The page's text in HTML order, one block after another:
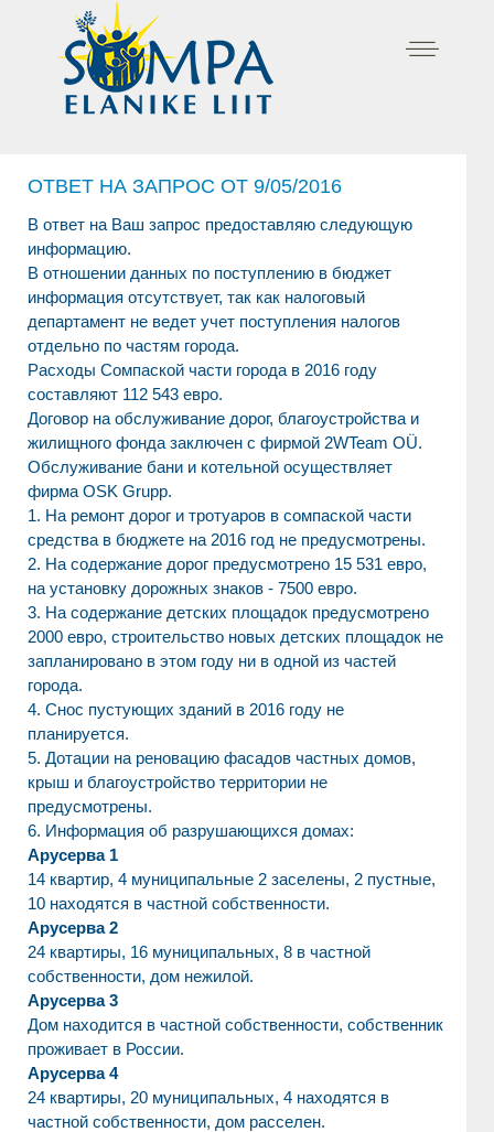
ОТВЕТ НА ЗАПРОС ОТ 9/05/2016
В ответ на Ваш запрос предоставляю следующую
информацию.
В отношении данных по поступлению в бюджет
информация отсутствует, так как налоговый
департамент не ведет учет поступления налогов
отдельно по частям города.
Расходы Сомпаской части города в 2016 году
составляют 112 543 евро.
Договор на обслуживание дорог, благоустройства и
жилищного фонда заключен с фирмой 2WTeam OÜ.
Обслуживание бани и котельной осуществляет
фирма OSK Grupp.
1. На ремонт дорог и тротуаров в сомпаской части
средства в бюджете на 2016 год не предусмотрены.
2. На содержание дорог предусмотрено 15 531 евро,
на установку дорожных знаков - 7500 евро.
3. На содержание детских площадок предусмотрено
2000 евро, строительство новых детских площадок не
запланировано в этом году ни в одной из частей
города.
4. Снос пустующих зданий в 2016 году не
планируется.
5. Дотации на реновацию фасадов частных домов,
крыш и благоустройство территории не
предусмотрены.
6. Информация об разрушающихся домах:
Арусерва 1
14 квартир, 4 муниципальные 2 заселены, 2 пустные,
10 находятся в частной собственности.
Арусерва 2
24 квартиры, 16 муниципальных, 8 в частной
собственности, дом нежилой.
Арусерва 3
Дом находится в частной собственности, собственник
проживает в России.
Арусерва 4
24 квартиры, 20 муниципальных, 4 находятся в
частной собственности, дом расселен.